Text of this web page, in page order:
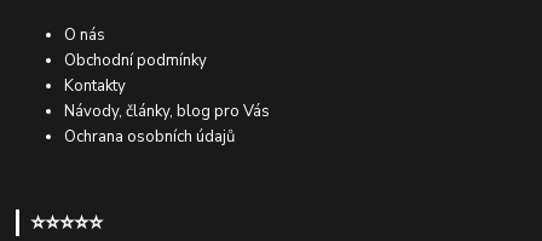
O nás
Obchodní podmínky
Kontakty
Návody, články, blog pro Vás
Ochrana osobních údajů
⭐⭐⭐⭐⭐